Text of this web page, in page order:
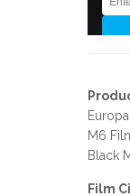
M6
Black
Film